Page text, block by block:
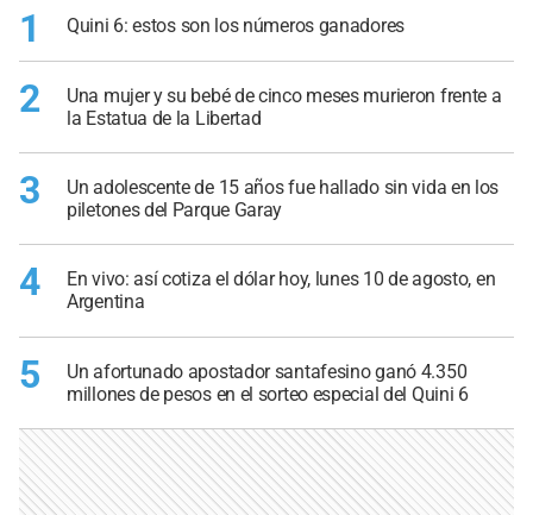
1 Quini 6: estos son los números ganadores
2
Una mujer y su bebé de cinco meses murieron frente a
la Estatua de la Libertad
3
Un adolescente de 15 años fue hallado sin vida en los
piletones del Parque Garay
4
En vivo: así cotiza el dólar hoy, lunes 10 de agosto, en
Argentina
5
Un afortunado apostador santafesino ganó 4.350
millones de pesos en el sorteo especial del Quini 6